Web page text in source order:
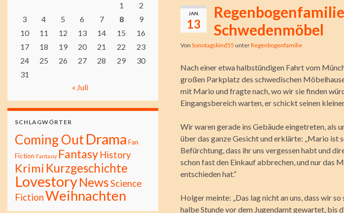
JAN.
13
Schwedenmöbel
Von Sonntagskind55 unterRegenbogenfamilie
Nach einer etwa halbstündigen Fahrt vom
großen Parkplatz des schwedischen
mit Mario und fragte nach, wo wir sie finden
Eingangsbereich warten, er schickt seinen
Wir waren gerade ins Gebäude eingetreten, als
über das ganze Gesicht und erklärte: „Mario ist
Befürchtung, dass ihr uns vergessen habt und
schon fast den Einkauf abbrechen, und nur das
entschieden hat.“
Holger meinte: „Das lag nicht an uns, dass wir
halbe Stunde vor dem Jugendamt gewartet, bis
1
2
3
4 5 6 7 8
9
10
11 12 13 14 15
16
17
18 19 20 21 22
23
24
25 26 27 28 29
30
31
« Juli
SCHLAGWÖRTER
Coming OutDrama Fan
Fiction Fantasiy Fantasy History
Krimi Kurzgeschichte
LovestoryNewsScience
FictionWeihnachten